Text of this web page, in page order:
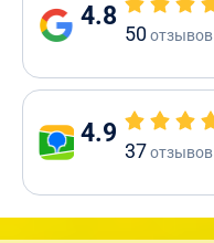
4.8
50отзывов
4.9
37отзывов